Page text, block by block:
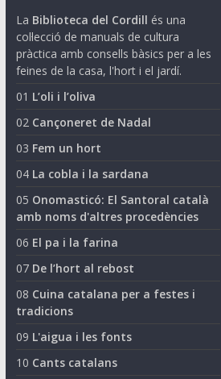
La Biblioteca del Cordill és una
col·lecció de manuals de cultura
pràctica amb consells bàsics per a les
feines de la casa, l'hort i el jardí.
01 L’oli i l’oliva
02 Cançoneret de Nadal
03 Fem un hort
04 La cobla i la sardana
05 Onomasticó: El Santoral català
amb noms d'altres procedències
06 El pa i la farina
07 De l’hort al rebost
08 Cuina catalana per a festes i
tradicions
09 L'aigua i les fonts
10 Cants catalans